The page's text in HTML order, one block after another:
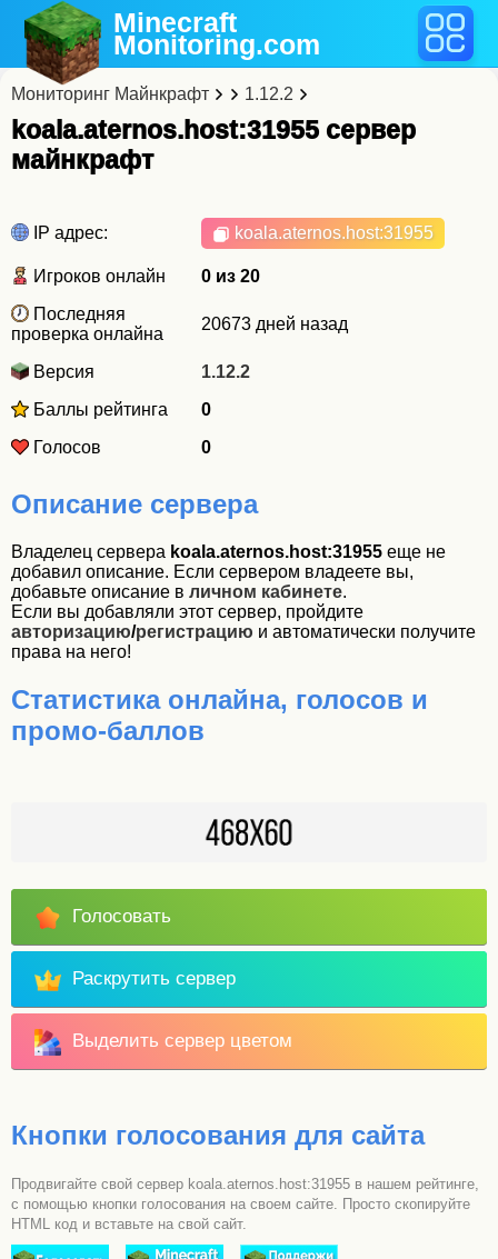
Minecraft
Monitoring.com
Мониторинг Майнкрафт 1.12.2
koala.aternos.host:31955 cервер
майнкрафт
IP адрес: koala.aternos.host:31955
Игроков онлайн
0 из 20
Последняя
проверка онлайна
20673 дней назад
Версия
1.12.2
Баллы рейтинга
0
Голосов
0
Описание сервера
Владелец сервера koala.aternos.host:31955 еще не
добавил описание. Если сервером владеете вы,
добавьте описание в личном кабинете.
Если вы добавляли этот сервер, пройдите
авторизацию/регистрацию и автоматически получите
права на него!
Статистика онлайна, голосов и
промо-баллов
Голосовать
Раскрутить сервер
Выделить сервер цветом
Кнопки голосования для сайта
Продвигайте свой сервер koala.aternos.host:31955 в нашем рейтинге,
с помощью кнопки голосования на своем сайте. Просто скопируйте
HTML код и вставьте на свой сайт.